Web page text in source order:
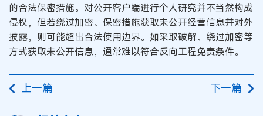
的合法保密措施。对公开客户端进行个人研究并不当然构成
侵权，但若绕过加密、保密措施获取未公开经营信息并对外
披露，则可能超出合法使用边界。如采取破解、绕过加密等
方式获取未公开信息，通常难以符合反向工程免责条件。
上一篇 下一篇